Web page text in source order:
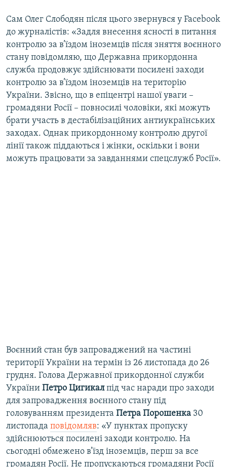
Сам Олег Слободян після цього звернувся у Facebook
до журналістів: «Задля внесення ясності в питання
контролю за в’їздом іноземців після зняття воєнного
стану повідомляю, що Державна прикордонна
служба продовжує здійснювати посилені заходи
контролю за в’їздом іноземців на територію
України. Звісно, що в епіцентрі нашої уваги –
громадяни Росії – повносилі чоловіки, які можуть
брати участь в дестабілізаційних антиукраїнських
заходах. Однак прикордонному контролю другої
лінії також піддаються і жінки, оскільки і вони
можуть працювати за завданнями спецслужб Росії».
Воєнний стан був запроваджений на частині
території України на термін із 26 листопада до 26
грудня. Голова Державної прикордонної служби
України Петро Цигикалпід час наради про заходи
для запровадження воєнного стану під
головуванням президента Петра Порошенка 30
листопада повідомляв: «У пунктах пропуску
здійснюються посилені заходи контролю. На
сьогодні обмежено в’їзд іноземців, перш за все
громадян Росії. Не пропускаються громадяни Росії